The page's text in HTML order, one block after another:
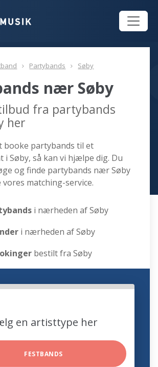
Partybands Søby
nær Søby
fra partybands
her
booke partybands til et
i Søby, så kan vi hjælpe dig. Du
og finde partybands nær Søby
matching-service.
i nærheden af Søby
i nærheden af Søby
bestilt fra Søby
en artisttype her
FESTBANDS